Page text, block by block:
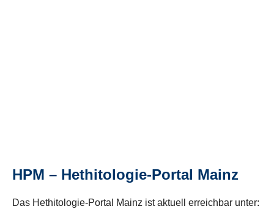
HPM – Hethitologie-Portal Mainz
Das Hethitologie-Portal Mainz ist aktuell erreichbar unter: